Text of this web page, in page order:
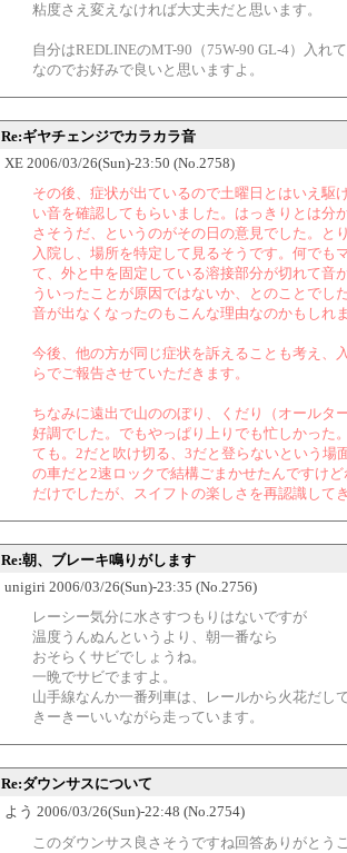
粘度さえ変えなければ大丈夫だと思います。
自分はREDLINEのMT-90（75W-90 GL-4）入れ
なのでお好みで良いと思いますよ。
Re:ギヤチェンジでカラカラ音
XE 2006/03/26(Sun)-23:50 (No.2758)
その後、症状が出ているので土曜日とはいえ駆
い音を確認してもらいました。はっきりとは分
さそうだ、というのがその日の意見でした。と
入院し、場所を特定して見るそうです。何でも
て、外と中を固定している溶接部分が切れて音
ういったことが原因ではないか、とのことでし
音が出なくなったのもこんな理由なのかもしれま
今後、他の方が同じ症状を訴えることも考え、
らでご報告させていただきます。
ちなみに遠出で山ののぼり、くだり（オールタ
好調でした。でもやっぱり上りでも忙しかった
ても。2だと吹け切る、3だと登らないという場
の車だと2速ロックで結構ごまかせたんですけ
だけでしたが、スイフトの楽しさを再認識して
Re:朝、ブレーキ鳴りがします
unigiri 2006/03/26(Sun)-23:35 (No.2756)
レーシー気分に水さすつもりはないですが
温度うんぬんというより、朝一番なら
おそらくサビでしょうね。
一晩でサビでますよ。
山手線なんか一番列車は、レールから火花だし
きーきーいいながら走っています。
Re:ダウンサスについて
よう 2006/03/26(Sun)-22:48 (No.2754)
このダウンサス良さそうですね回答ありがとう